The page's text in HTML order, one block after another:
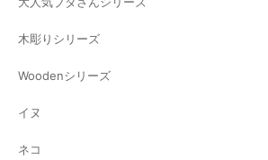
木彫りシリーズ
Woodenシリーズ
イヌ
ネコ